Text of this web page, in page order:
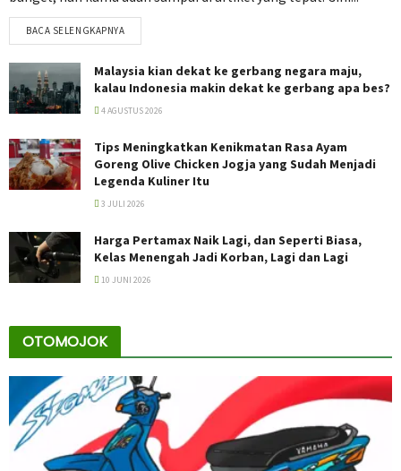
BACA SELENGKAPNYA
Malaysia kian dekat ke gerbang negara maju,
kalau Indonesia makin dekat ke gerbang apa bes?
4 AGUSTUS 2026
Tips Meningkatkan Kenikmatan Rasa Ayam
Goreng Olive Chicken Jogja yang Sudah Menjadi
Legenda Kuliner Itu
3 JULI 2026
Harga Pertamax Naik Lagi, dan Seperti Biasa,
Kelas Menengah Jadi Korban, Lagi dan Lagi
10 JUNI 2026
OTOMOJOK